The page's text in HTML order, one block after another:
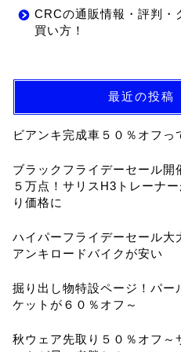
CRCの通販情報・評判・
買い方！
最近の投稿
ビアンキ完成車５０％オフっ
ブラックフライデーセール開
５万点！サリスH3トレーナ
り価格に
ハイパーフライデーセール大
アンキロードバイクが安い
掘り出し物特設ページ！パー
ケットが６０％オフ～
秋ウェア先取り５０％オフ～